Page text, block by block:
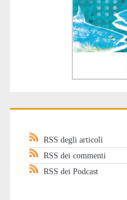
RSS degli articoli
RSS dei commenti
RSS dei Podcast